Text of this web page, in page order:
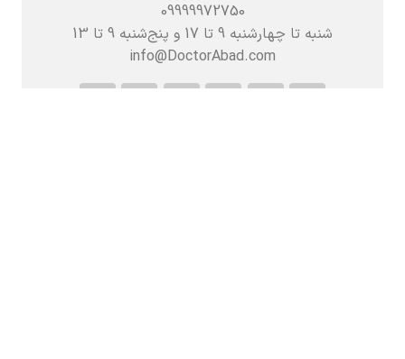
09999972750
شنبه تا چهارشنبه 9 تا 17 و پنج‌شنبه‌ 9 تا 13
info@DoctorAbad.com